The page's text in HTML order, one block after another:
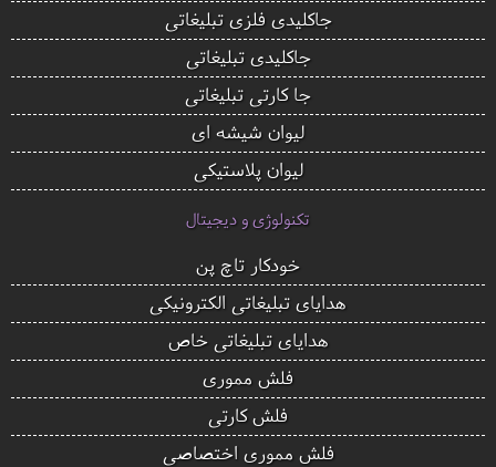
جاکلیدی فلزی تبلیغاتی
جاکلیدی تبلیغاتی
جا کارتی تبلیغاتی
لیوان شیشه ای
لیوان پلاستیکی
تکنولوژی و دیجیتال
خودکار تاچ پن
هدایای تبلیغاتی الکترونیکی
هدایای تبلیغاتی خاص
فلش مموری
فلش کارتی
فلش مموری اختصاصی